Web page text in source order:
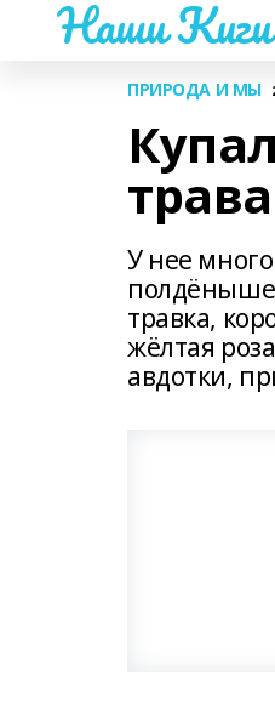
Наши Киги
ПРИРОДА И МЫ
трава
У нее
травка,
жёлтая
авдотки,